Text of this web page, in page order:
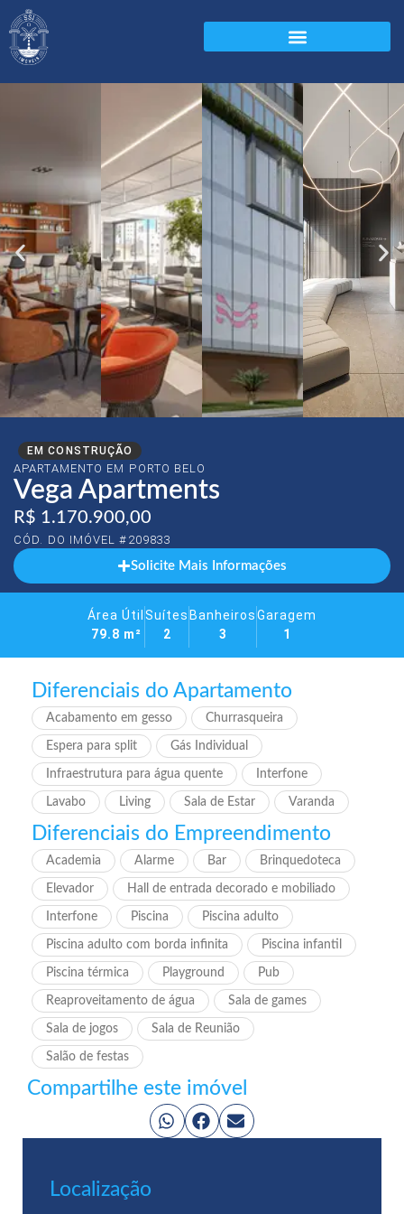
EM CONSTRUÇÃO
APARTAMENTO EM PORTO BELO
Vega Apartments
R$ 1.170.900,00
CÓD. DO IMÓVEL #209833
Solicite Mais Informações
Área Útil
79.8 m²
Suítes
2
Banheiros
3
Garagem
1
Diferenciais do Apartamento
Acabamento em gesso Churrasqueira
Espera para split Gás Individual
Infraestrutura para água quente Interfone
Lavabo Living Sala de Estar Varanda
Diferenciais do Empreendimento
Academia Alarme Bar Brinquedoteca
Elevador Hall de entrada decorado e mobiliado
Interfone Piscina Piscina adulto
Piscina adulto com borda infinita Piscina infantil
Piscina térmica Playground Pub
Reaproveitamento de água Sala de games
Sala de jogos Sala de Reunião
Salão de festas
Compartilhe este imóvel
Localização​